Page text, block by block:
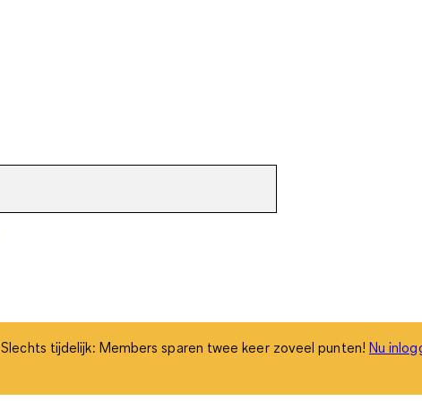
Slechts tijdelijk: Members sparen twee keer zoveel punten! Nu